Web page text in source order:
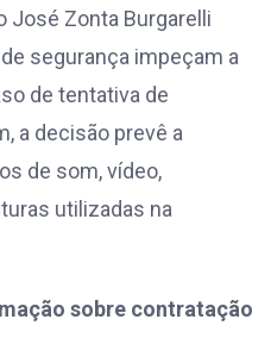
José Zonta Burgarelli
segurança impeçam a
de tentativa de
a decisão prevê a
de som, vídeo,
utilizadas na
sobre contratação